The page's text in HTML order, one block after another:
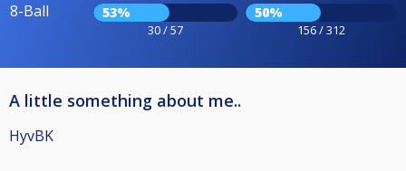
8-Ball 53%
30 / 57
50%
156 / 312
A little something about me..
HyvBK